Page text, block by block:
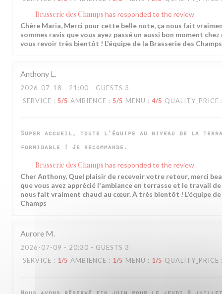
Brasserie des Champs has responded to the review
Chère Maria, Merci pour cette belle note, ça nous fait
sommes ravis que vous ayez passé un aussi bon moment
vous revoir très bientôt ! L'équipe de la Brasserie des Champs
Anthony L
2026-07-18 - 21:00 - GUESTS 3
SERVICE : 5/5 AMBIENCE : 5/5 MENU : 4/5 QUALITY_PRICE
Super accueil, toute l’équipe au niveau de la
formidable ! Je recommande.
Brasserie des Champs has responded to the review
Cher Anthony, Quel plaisir de recevoir votre retour, merci
que vous avez apprécié l'ambiance en terrasse et le travail
nous fait vraiment chaud au cœur. À très bientôt ! L'équipe
Champs
Aurore M
2026-07-09 - 20:30 - GUESTS 3
SERVICE : 1/5 AMBIENCE : 1/5 MENU : 1/5 QUALITY_PRICE